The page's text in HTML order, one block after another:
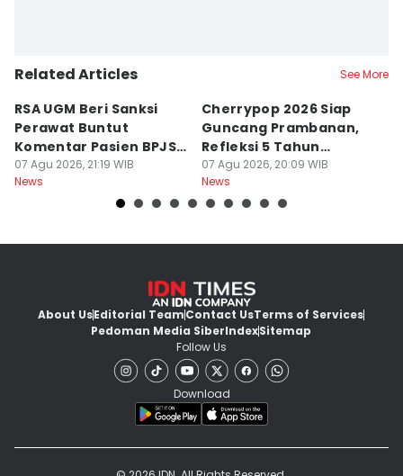
Related Articles See More
RSA UGM Beri Sanksi
Perawat Buntut
Komentar Pasien BPJS
di Medsos
07 Agu 2026, 21:19 WIB
News
Cherrypop 2026 Siap
Guncang Prambanan,
Refleksi 5 Tahun
Perjalanan
07 Agu 2026, 20:09 WIB
News
About UsEditorial TeamContact UsTerms of Services
Pedoman Media SiberIndexSitemap
Follow Us
Download